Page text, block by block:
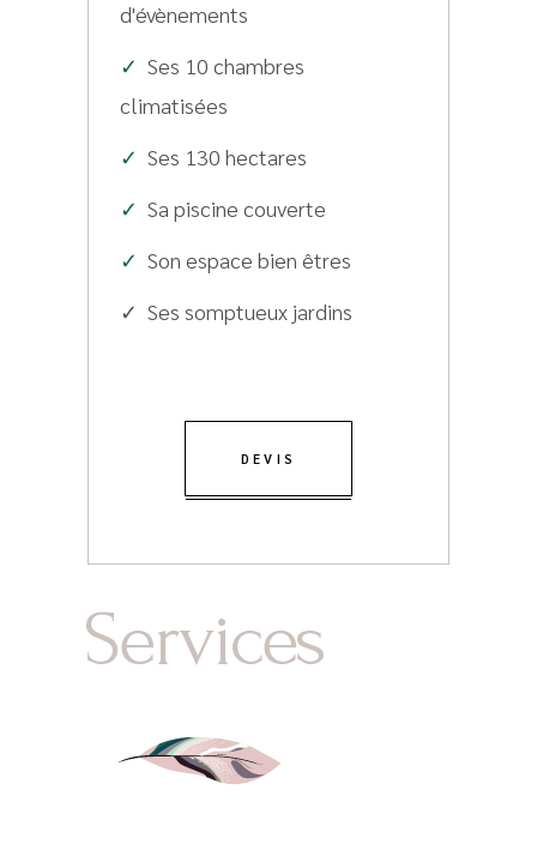
d'évènements
✓ Ses 10 chambres
climatisées
✓ Ses 130 hectares
✓ Sa piscine couverte
✓ Son espace bien êtres
✓ Ses somptueux jardins
DEVIS
Services